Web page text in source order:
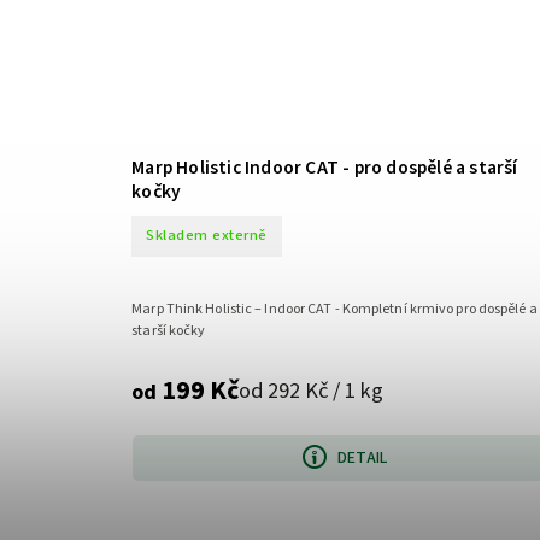
Marp Holistic Indoor CAT - pro dospělé a starší
kočky
Skladem externě
od 199 Kčod 292 Kč / 1 kg
DETAIL
Marp Think Holistic – Indoor CAT - Kompletní krmivo pro dospělé a
starší kočky